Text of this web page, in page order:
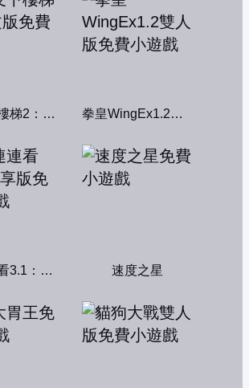
小朋友下樓梯2：中文版 拳皇WingEx1.2雙人版
寵物連連看3.1：共享版 速度之星